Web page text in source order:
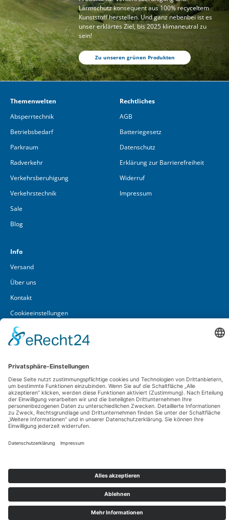
Lärmschutz konsequent aus 100% recyceltem
Kunststoff herstellen. Und ganz nebenbei ist es
unser erklärtes Ziel, bis 2025 klimaneutral zu
sein!
Zu unseren grünen Produkten
Themenwelten
Absperrtechnik
Betriebsbedarf
Parkraum
Radverkehr
Verkehrsberuhigung
Verkehrstechnik
Sale
Blog
Rechtliches
AGB
Batteriegesetz
Datenschutz
Erklärung zur Barrierefreiheit
Widerruf
Impressum
Info
Versand
Über uns
Kontakt
Cookieeinstellungen
Lüft GmbH & Co. KG
In den Vierzehn Morgen 1 – 5
D-55257 Budenheim
Widerruf-Service
e-Mailinfo@lueft.de